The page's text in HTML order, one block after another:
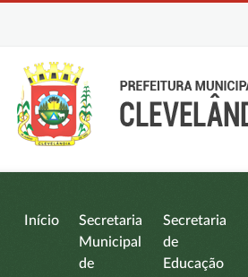
Início
Secretaria
Municipal
de
Secretaria
de
Educação